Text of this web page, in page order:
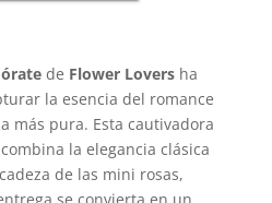
de Flower Loversha
la esencia del romance
más pura. Esta cautivadora
la elegancia clásica
de las mini rosas,